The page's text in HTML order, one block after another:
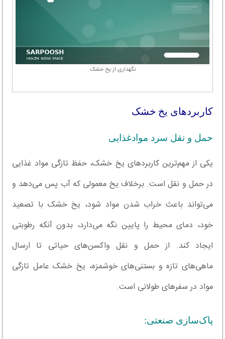
نگهداری از یخ خشک
کاربردهای یخ خشک
حمل و نقل سرد موادغذایی
یکی از مهم‌ترین کاربردهای یخ خشک، حفظ تازگی مواد غذایی
در حمل و نقل است. برخلاف یخ معمولی که آب پس می‌دهد و
می‌تواند باعث خراب شدن مواد شود، یخ خشک با تصعید
خود، دمای محیط را پایین نگه می‌دارد، بدون آنکه رطوبتی
ایجاد کند. از حمل و نقل واکسن‌های حیاتی تا ارسال
ماهی‌های تازه و بستنی‌های خوشمزه، یخ خشک عامل تازگی
مواد در سفرهای طولانی است.
پاک‌سازی صنعتی: